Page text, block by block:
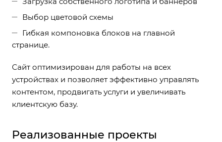
Выбор цветовой схемы
Гибкая компоновка блоков на главной
странице.
Сайт оптимизирован для работы на всех
устройствах и позволяет эффективно управлять
контентом, продвигать услуги и увеличивать
клиентскую базу.
Реализованные проекты